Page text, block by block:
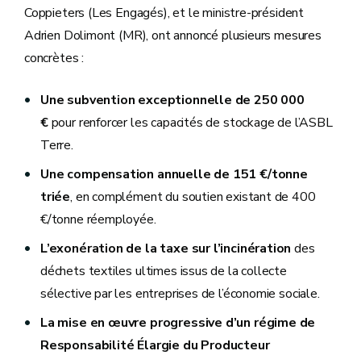
Coppieters (Les Engagés), et le ministre-président
Adrien Dolimont (MR), ont annoncé plusieurs mesures
concrètes :
Une subvention exceptionnelle de 250 000
€pour renforcer les capacités de stockage de l’ASBL
Terre.
Une compensation annuelle de 151 €/tonne
triée, en complément du soutien existant de 400
€/tonne réemployée.
L’exonération de la taxe sur l’incinération des
déchets textiles ultimes issus de la collecte
sélective par les entreprises de l’économie sociale.
La mise en œuvre progressive d’un régime de
Responsabilité Élargie du Producteur